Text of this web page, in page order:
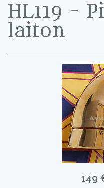
HL119 -
laiton
149